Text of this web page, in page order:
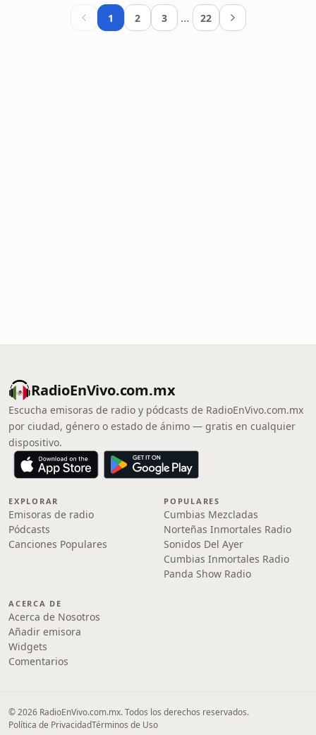
1 2 3 … 22
RadioEnVivo.com.mx
Escucha emisoras de radio y pódcasts de RadioEnVivo.com.mx
por ciudad, género o estado de ánimo — gratis en cualquier
dispositivo.
EXPLORAR
Emisoras de radio
Pódcasts
Canciones Populares
POPULARES
Cumbias Mezcladas
Norteñas Inmortales Radio
Sonidos Del Ayer
Cumbias Inmortales Radio
Panda Show Radio
ACERCA DE
Acerca de Nosotros
Añadir emisora
Widgets
Comentarios
© 2026 RadioEnVivo.com.mx. Todos los derechos reservados.
Política de PrivacidadTérminos de Uso